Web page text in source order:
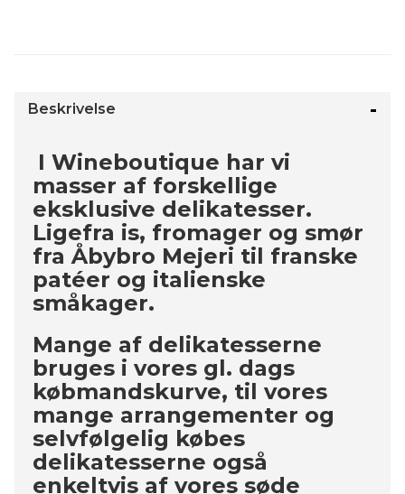
Beskrivelse
I Wineboutique har vi
masser af forskellige
eksklusive delikatesser.
Ligefra is, fromager og smør
fra Åbybro Mejeri til franske
patéer og italienske
småkager.
Mange af delikatesserne
bruges i vores gl. dags
købmandskurve, til vores
mange arrangementer og
selvfølgelig købes
delikatesserne også
enkeltvis af vores søde